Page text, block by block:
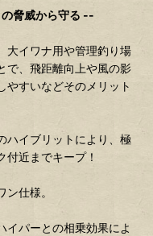
脅威から守る --
大イワナ用や管理釣り場
で、飛距離向上や風の影
やすいなどそのメリット
ハイブリットにより、極
近までキープ！
仕様。
イパーとの相乗効果によ